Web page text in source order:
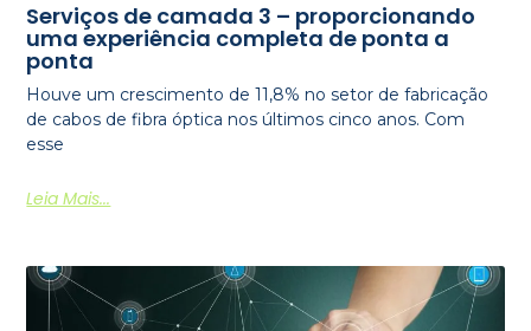
Serviços de camada 3 – proporcionando
uma experiência completa de ponta a
ponta
Houve um crescimento de 11,8% no setor de fabricação
de cabos de fibra óptica nos últimos cinco anos. Com
esse
Leia Mais...